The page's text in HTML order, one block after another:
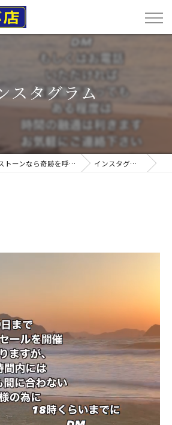
スタグラム
熊本県阿蘇のパワーストーンなら奇跡を呼ぶ店 インスタグラム